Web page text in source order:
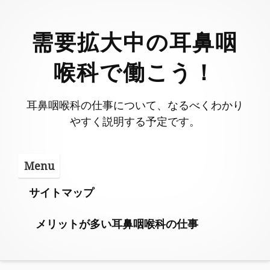
content需要拡大中の耳鼻咽
喉科で働こう！
耳鼻咽喉科の仕事について、なるべくわかり
やすく説明する予定です。
Menu
サイトマップ
メリットが多い耳鼻咽喉科の仕事